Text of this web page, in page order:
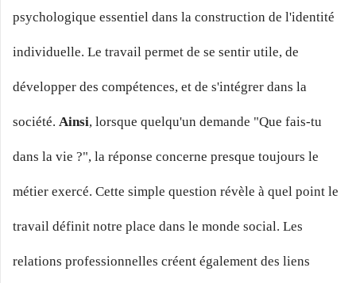
psychologique essentiel dans la construction de l'identité
individuelle. Le travail permet de se sentir utile, de
développer des compétences, et de s'intégrer dans la
société. Ainsi, lorsque quelqu'un demande "Que fais-tu
dans la vie ?", la réponse concerne presque toujours le
métier exercé. Cette simple question révèle à quel point le
travail définit notre place dans le monde social. Les
relations professionnelles créent également des liens